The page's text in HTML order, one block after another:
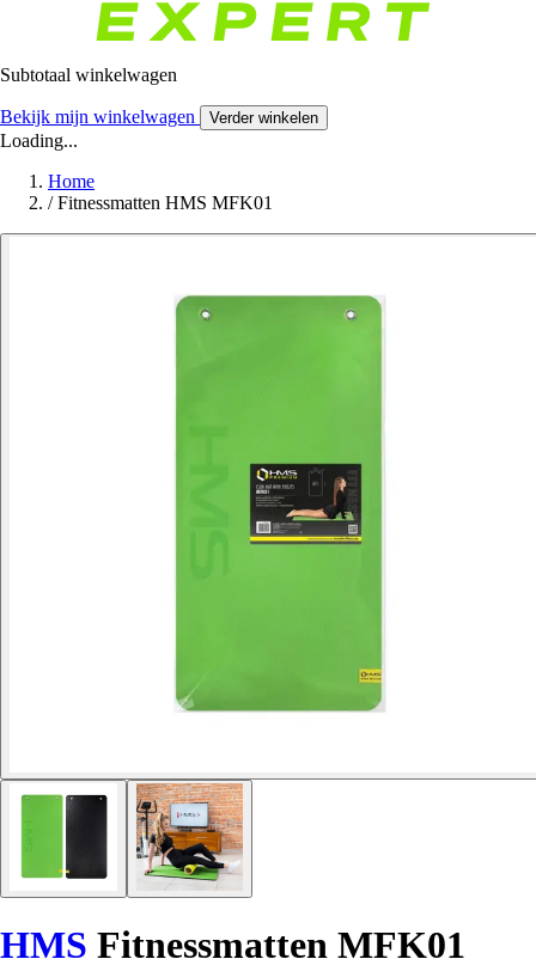
Subtotaal winkelwagen
Bekijk mijn winkelwagen Verder winkelen
Loading...
Home
/ Fitnessmatten HMS MFK01
HMS Fitnessmatten MFK01